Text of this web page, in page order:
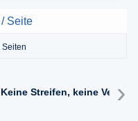
Seite
Seiten
Keine Streifen, keine ›